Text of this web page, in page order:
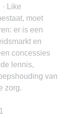
Like
moet
er is een
en
concessies
lennis,
van
zorg.